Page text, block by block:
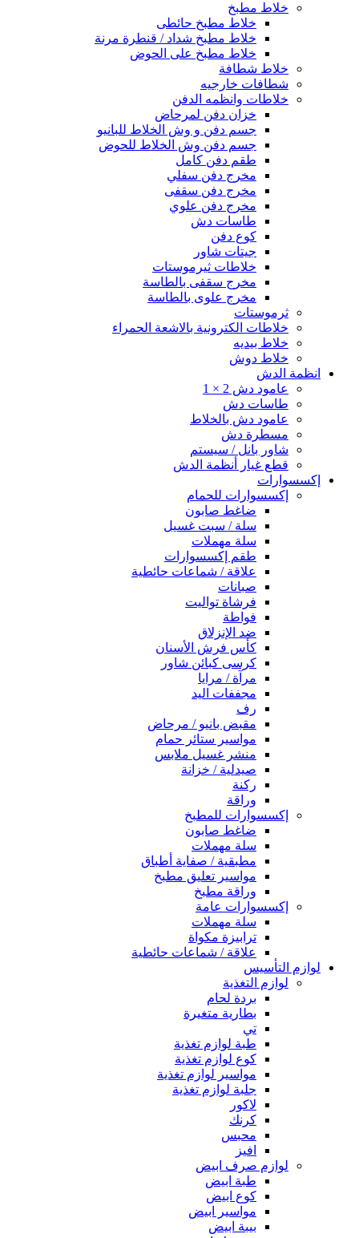
خلاط مطبخ
خلاط مطبخ حائطى
خلاط مطبخ شداد / قنطرة مرنة
خلاط مطبخ على الحوض
خلاط شطافة
شطافات خارجيه
خلاطات وانظمه الدفن
خزان دفن لمرحاض
جسم دفن و وش الخلاط للبانيو
جسم دفن وش الخلاط للحوض
طقم دفن كامل
مخرج دفن سفلي
مخرج دفن سقفى
مخرج دفن علوي
طاسات دش
كوع دفن
جيتات شاور
خلاطات ثيرموستات
مخرج سقفى بالطاسة
مخرج علوى بالطاسة
ثرموستات
خلاطات الكترونية بالاشعة الحمراء
خلاط بيديه
خلاط دوش
انظمة الدش
عامود دش 2 × 1
طاسات دش
عامود دش بالخلاط
مسطرة دش
شاور بانل / سيستم
قطع غيار أنظمة الدش
إكسسوارات
إكسسوارات للحمام
ضاغط صابون
سلة / سبت غسيل
سلة مهملات
طقم إكسسوارات
علاقة / شماعات حائطية
صبانات
فرشاة تواليت
فواطة
ضد الإنزلاق
كأس فرش الأسنان
كرسى كبائن شاور
مرآة / مرايا
مجففات اليد
رف
مقبض بانيو / مرحاض
مواسير ستائر حمام
منشر غسيل ملابس
صيدلية / خزانة
ركنة
وراقة
إكسسوارات للمطبخ
ضاغط صابون
سلة مهملات
مطبقية / صفاية أطباق
مواسير تعليق مطبخ
وراقة مطبخ
إكسسوارات عامة
سلة مهملات
ترابيزة مكواة
علاقة / شماعات حائطية
لوازم التأسيس
لوازم التغذية
بردة لحام
بطارية متغيرة
تي
طبة لوازم تغذية
كوع لوازم تغذية
مواسير لوازم تغذية
جلبة لوازم تغذية
لاكور
كرنك
محبس
افيز
لوازم صرف ابيض
طبة ابيض
كوع ابيض
مواسير ابيض
بيبة ابيض